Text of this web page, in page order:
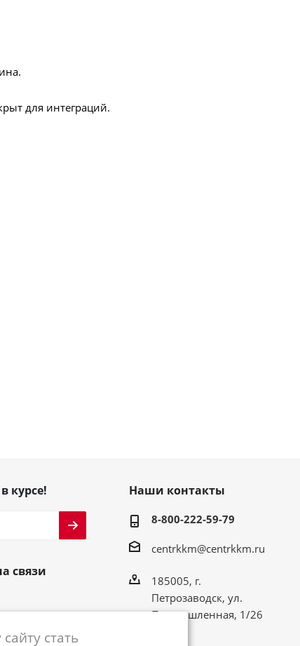
для интеграций.
курсе!
связи
Наши контакты
8-800-222-59-79
centrkkm@centrkkm.ru
185005, г.
Петрозаводск, ул.
Промышленная, 1/26
стать